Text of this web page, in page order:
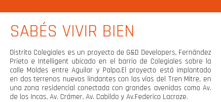
SABÉS VIVIR BIEN
Distrito Colegiales es un proyecto de G&D Developers, Fernández
Prieto e Intelligent ubicado en el barrio de Colegiales sobre la
calle Moldes entre Aguilar y Palpa.El proyecto está implantado
en dos terrenos nuevos lindantes con las vías del Tren Mitre, en
una zona residencial conectada con grandes avenidas como Av.
de los Incas, Av. Crámer, Av. Cabildo y Av.Federico Lacroze.